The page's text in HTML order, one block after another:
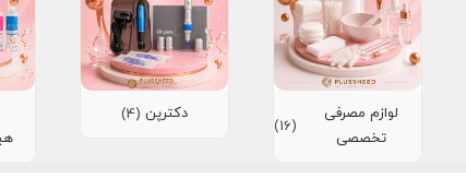
لوازم مصرفی
تخصصی
(16)
دکترپن (4)